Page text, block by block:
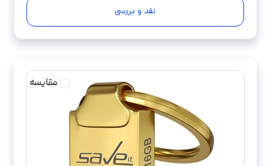
نقد و بررسی
مقایسه